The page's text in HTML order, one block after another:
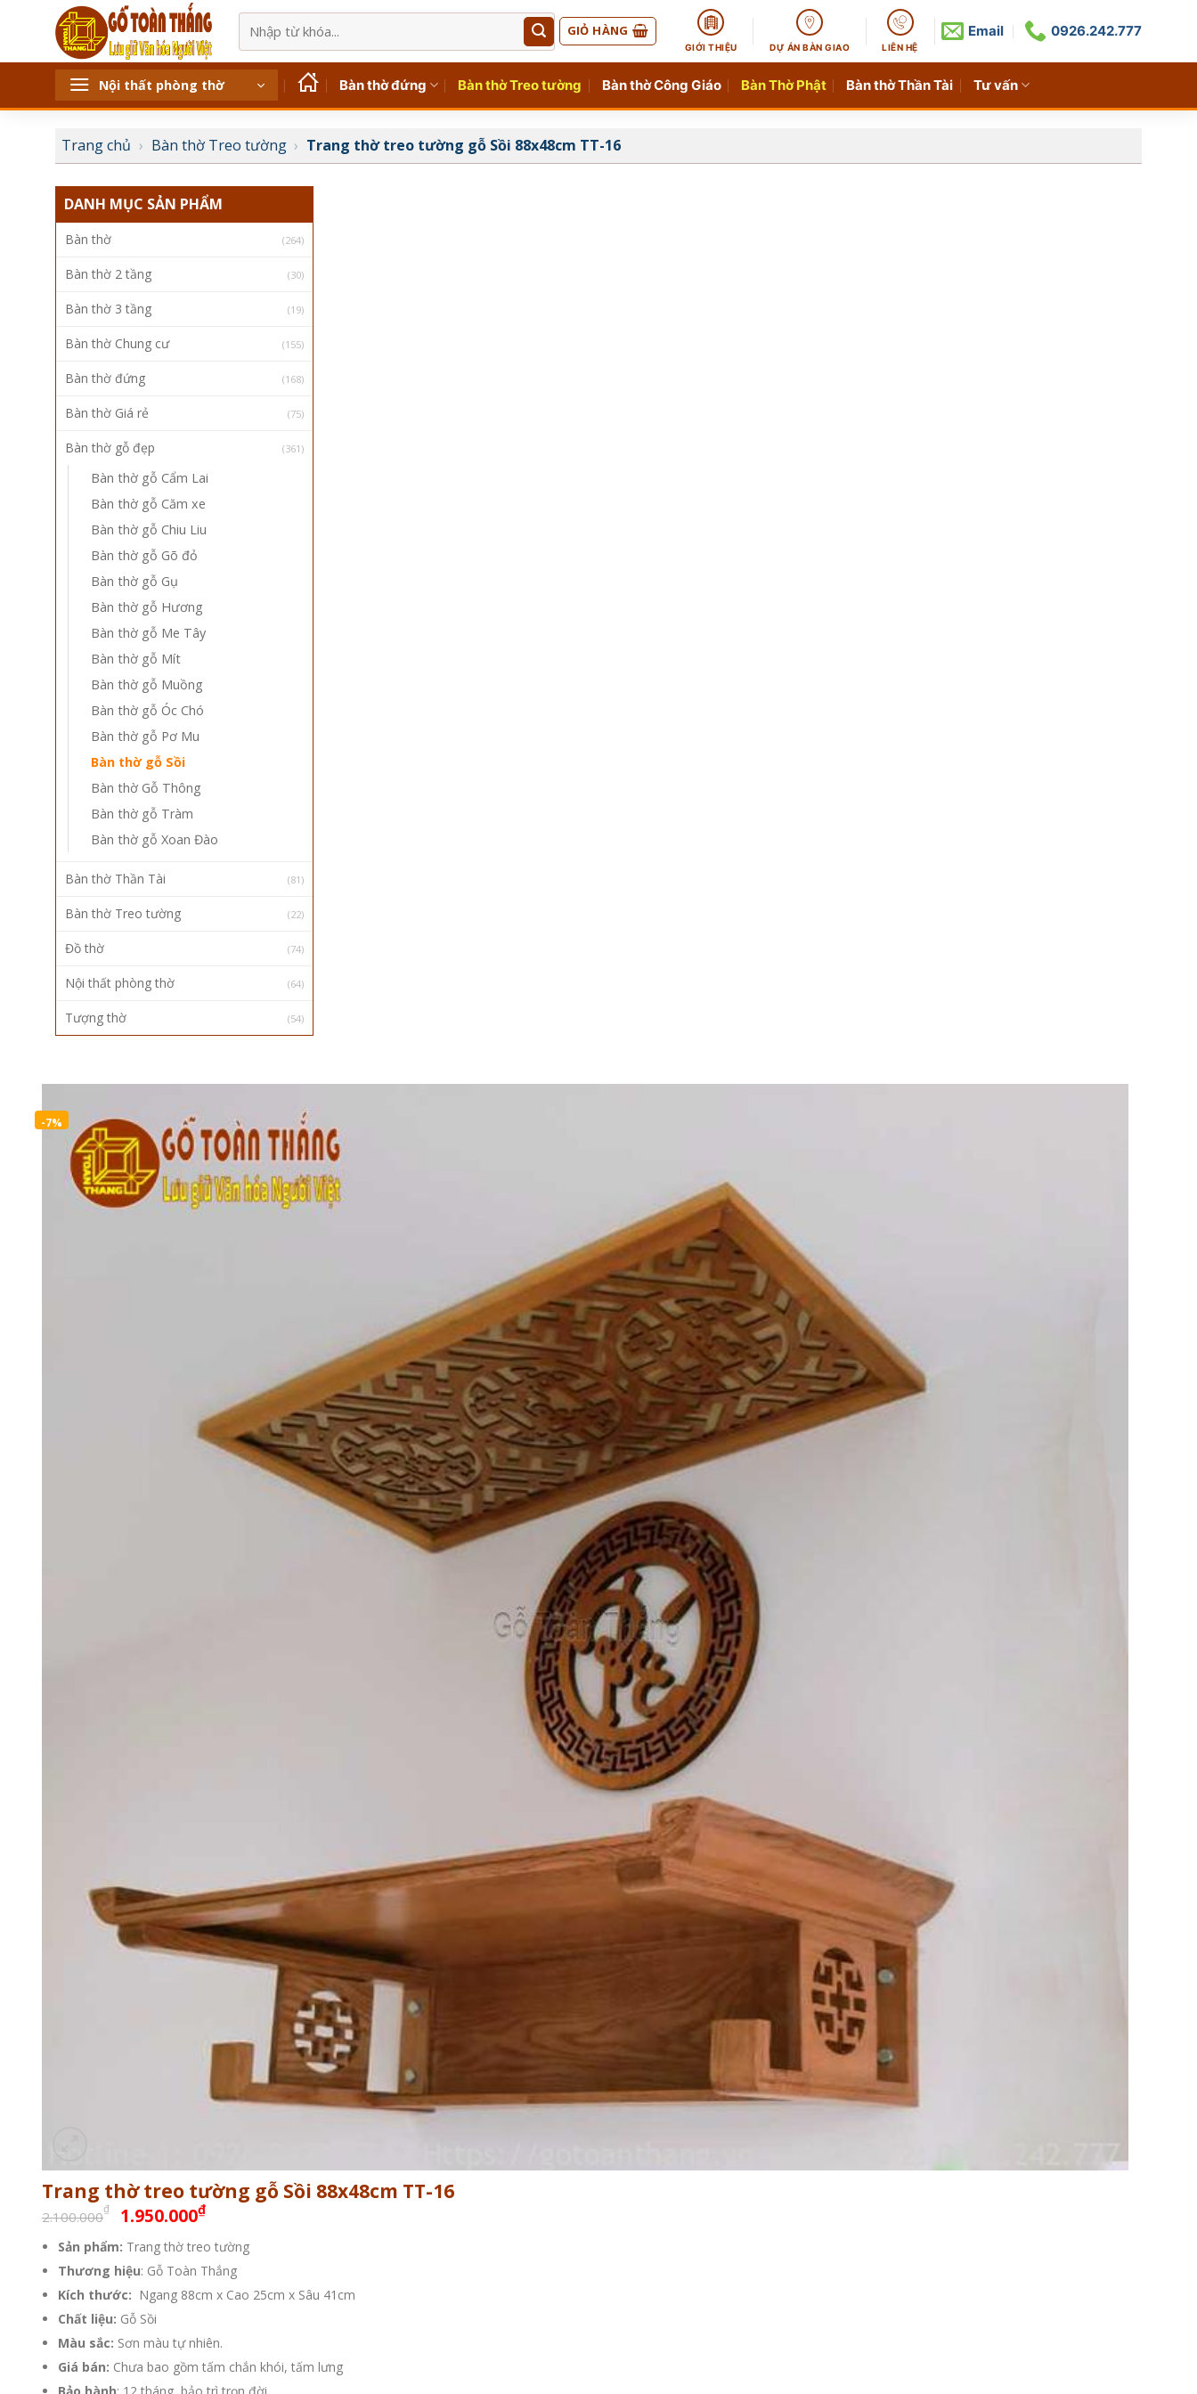
kiếm:
GIỎ HÀNG
GIỚI THIỆU DỰ ÁN BÀN GIAO LIÊN HỆ
Email 0926.242.777
Nội thất phòng thờ Bàn thờ đứng Bàn thờ Treo tường Bàn thờ Công Giáo Bàn Thờ Phật Bàn thờ Thần Tài Tư vấn
Trang chủ › Bàn thờ Treo tường › Trang thờ treo tường gỗ Sồi 88x48cm TT-16
DANH MỤC SẢN PHẨM
Bàn thờ (264)
Bàn thờ 2 tầng (30)
Bàn thờ 3 tầng (19)
Bàn thờ Chung cư (155)
Bàn thờ đứng (168)
Bàn thờ Giá rẻ (75)
Bàn thờ gỗ đẹp (361)
Bàn thờ gỗ Cẩm Lai
Bàn thờ gỗ Căm xe
Bàn thờ gỗ Chiu Liu
Bàn thờ gỗ Gõ đỏ
Bàn thờ gỗ Gụ
Bàn thờ gỗ Hương
Bàn thờ gỗ Me Tây
Bàn thờ gỗ Mít
Bàn thờ gỗ Muồng
Bàn thờ gỗ Óc Chó
Bàn thờ gỗ Pơ Mu
Bàn thờ gỗ Sồi
Bàn thờ Gỗ Thông
Bàn thờ gỗ Tràm
Bàn thờ gỗ Xoan Đào
Bàn thờ Thần Tài (81)
Bàn thờ Treo tường (22)
Đồ thờ (74)
Nội thất phòng thờ (64)
Tượng thờ (54)
-7%
Trang thờ treo tường gỗ Sồi 88x48cm TT-16
2.100.000₫ Giá
là:
2.100.000₫.
1.950.000₫Giá
hiện
tại
là:
1.950.000₫.
Sản phẩm: Trang thờ treo tường
Thương hiệu: Gỗ Toàn Thắng
Kích thước: Ngang 88cm x Cao 25cm x Sâu 41cm
Chất liệu: Gỗ Sồi
Màu sắc: Sơn màu tự nhiên.
Giá bán: Chưa bao gồm tấm chắn khói, tấm lưng